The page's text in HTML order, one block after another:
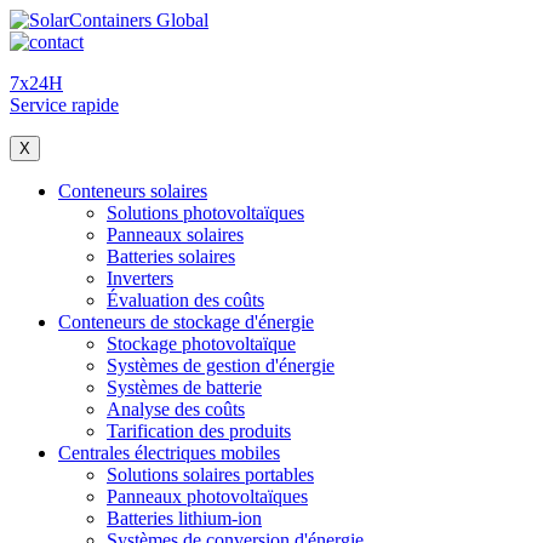
7x24H
Service rapide
X
Conteneurs solaires
Solutions photovoltaïques
Panneaux solaires
Batteries solaires
Inverters
Évaluation des coûts
Conteneurs de stockage d'énergie
Stockage photovoltaïque
Systèmes de gestion d'énergie
Systèmes de batterie
Analyse des coûts
Tarification des produits
Centrales électriques mobiles
Solutions solaires portables
Panneaux photovoltaïques
Batteries lithium-ion